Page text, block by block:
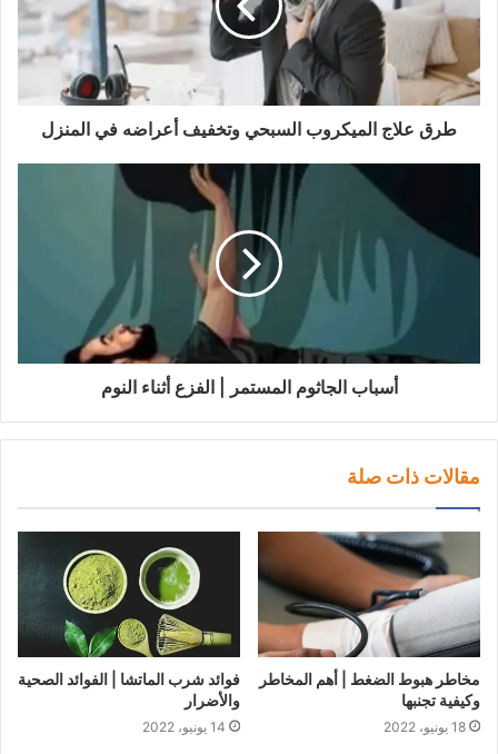
ل
ت
ر
طرق علاج الميكروب السبحي وتخفيف أعراضه في المنزل
أسباب الجاثوم المستمر | الفزع أثناء النوم
مقالات ذات صلة
مخاطر هبوط الضغط | أهم المخاطر
وكيفية تجنبها
18 يونيو، 2022
فوائد شرب الماتشا | الفوائد الصحية
والأضرار
14 يونيو، 2022